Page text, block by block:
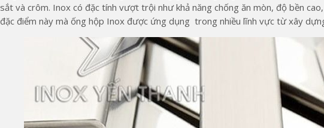
sắt và crôm. Inox có đặc tính vượt trội như khả năng chống ăn mòn, độ bền
đặc điểm này mà ống hộp Inox được ứng dụng trong nhiều lĩnh vực từ xây